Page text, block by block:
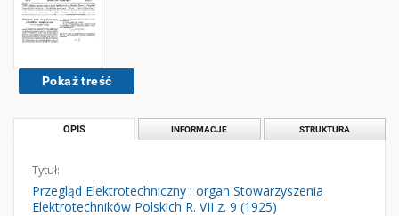
Pokaż treść
OPIS INFORMACJE STRUKTURA
Tytuł:
Przegląd Elektrotechniczny : organ Stowarzyszenia
Elektrotechników Polskich R. VII z. 9 (1925)